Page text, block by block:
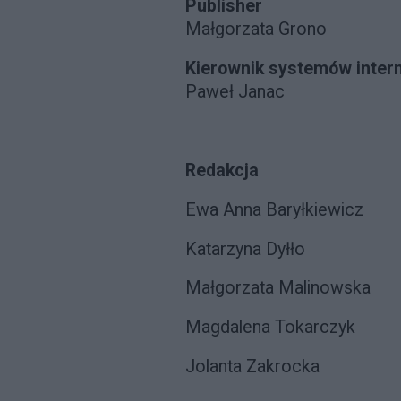
Publisher
Małgorzata Grono
Kierownik systemów
Paweł Janac
Redakcja
Ewa Anna Baryłkiewicz
Katarzyna Dyłło
Małgorzata Malinowska
Magdalena Tokarczyk
Jolanta Zakrocka